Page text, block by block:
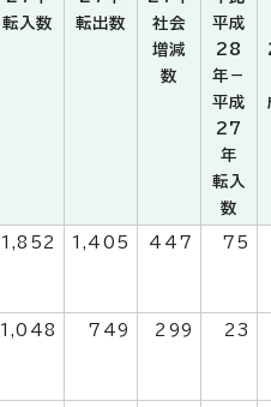
転入数
転出数
社会
増減
数
平成
28
年－
平成
27
年
転入
数
1,852 1,405 447 75
1,048 749 299 23